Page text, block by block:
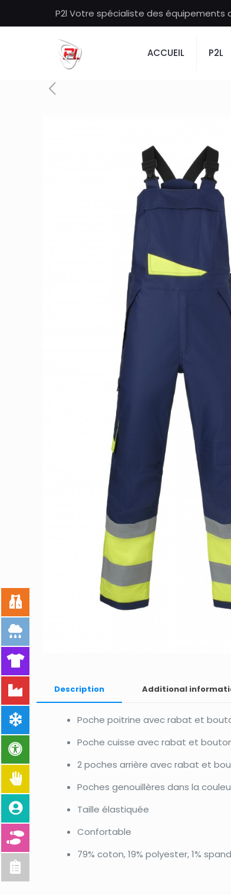
P2l Votre spécialiste des équipements
ACCUEIL P2L
Description Additional
Poche poitrine avec rabat et
Poche cuisse avec rabat et
2 poches arrière avec rabat et
Poches genouillères dans la
Taille élastiquée
Confortable
79% coton, 19% polyester, 1%